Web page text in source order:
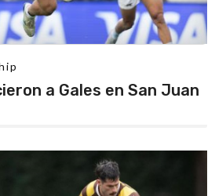
a Gales en San Juan